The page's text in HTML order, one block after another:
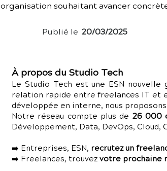
organisation souhaitant avancer
Publié le 20/03/2025
À propos du Studio Tech
Le Studio Tech est une ESN
relation rapide entre freelances IT et
développée en interne, nous proposons
Notre réseau compte plus de 26 000
Développement, Data, DevOps,
➡️ Entreprises, ESN, recrutez un
➡️ Freelances, trouvezvotre prochaine